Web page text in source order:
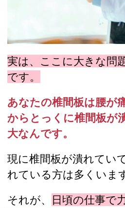
実は、ここに大きな問
です。
あなたの椎間板は腰が
からとっくに椎間板が
大なんです。
現に椎間板が潰れてい
れている方は多くいま
それが、
日頃の仕事で